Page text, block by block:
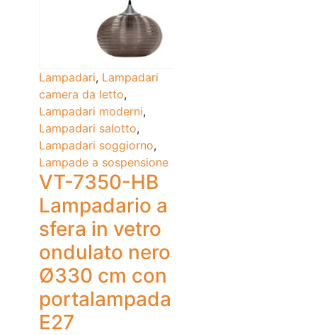
Lampadari, Lampadari
camera da letto,
Lampadari moderni,
Lampadari salotto,
Lampadari soggiorno,
Lampade a sospensione
VT-7350-HB
Lampadario a
sfera in vetro
ondulato nero
Ø330 cm con
portalampada
E27